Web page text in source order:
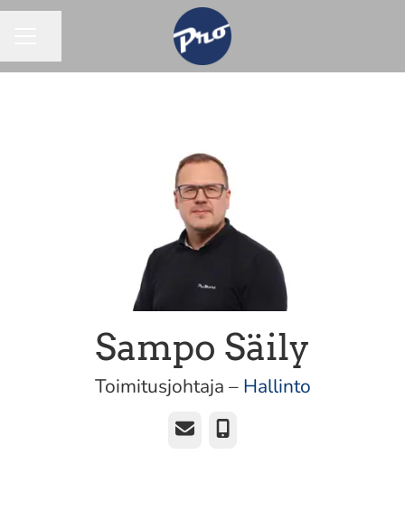
Sampo Säily
Toimitusjohtaja – Hallinto
SähköpostiPuhelin